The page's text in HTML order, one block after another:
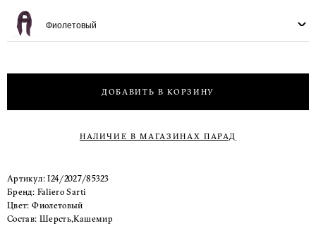
Фиолетовый
ДОБАВИТЬ В КОРЗИНУ
НАЛИЧИЕ В МАГАЗИНАХ ПАРАД
Артикул:I24/2027/85323
Бренд:
Faliero Sarti
Цвет:
Фиолетовый
Состав: Шерсть,Кашемир